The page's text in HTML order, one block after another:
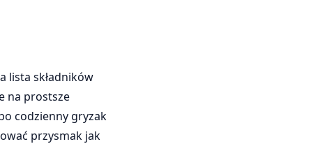
lista składników
na prostsze
codzienny gryzak
przysmak jak